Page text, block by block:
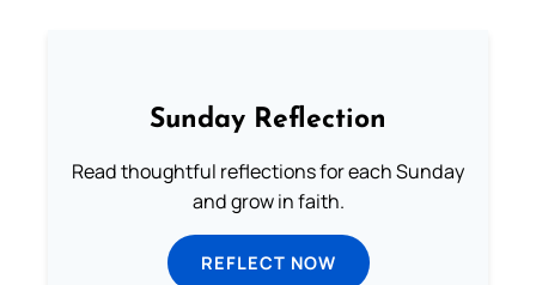
Sunday Reflection
Read thoughtful reflections for each Sunday
and grow in faith.
REFLECT NOW